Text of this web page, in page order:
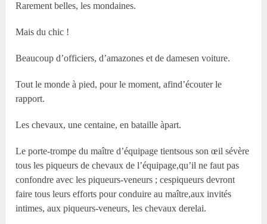
Rarement belles, les mondaines.
Mais du chic !
Beaucoup d’officiers, d’amazones et de damesen voiture.
Tout le monde à pied, pour le moment, afind’écouter le
rapport.
Les chevaux, une centaine, en bataille àpart.
Le porte-trompe du maître d’équipage tientsous son œil sévère
tous les piqueurs de chevaux de l’équipage,qu’il ne faut pas
confondre avec les piqueurs-veneurs ; cespiqueurs devront
faire tous leurs efforts pour conduire au maître,aux invités
intimes, aux piqueurs-veneurs, les chevaux derelai.